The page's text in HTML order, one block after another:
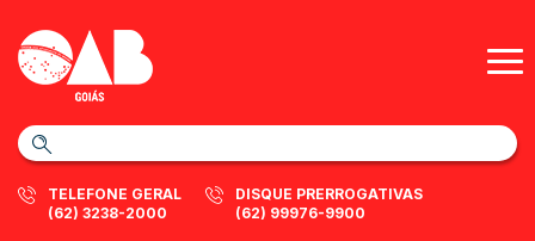
TELEFONE GERAL
(62) 3238-2000
DISQUE PRERROGATIVAS
(62) 99976-9900